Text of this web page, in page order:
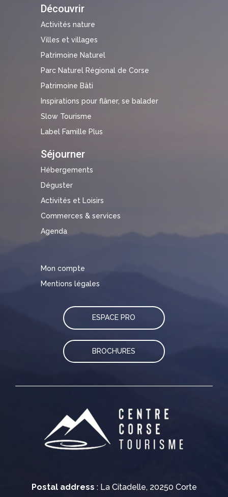
Postal address : La Citadelle, 20250 Corte
Découvrir
Activités nature
Villes et villages
Patrimoine Naturel
Parc Naturel Régional de Corse
Patrimoine Bâti
Inspirations pour flâner, se balader
Slow Tourisme
Label Famille Plus
Séjourner
Hébergements
Déguster
Activités et Loisirs
Commerces & services
Agenda
Mon compte
Mentions légales
ESPACE PRO
BROCHURES